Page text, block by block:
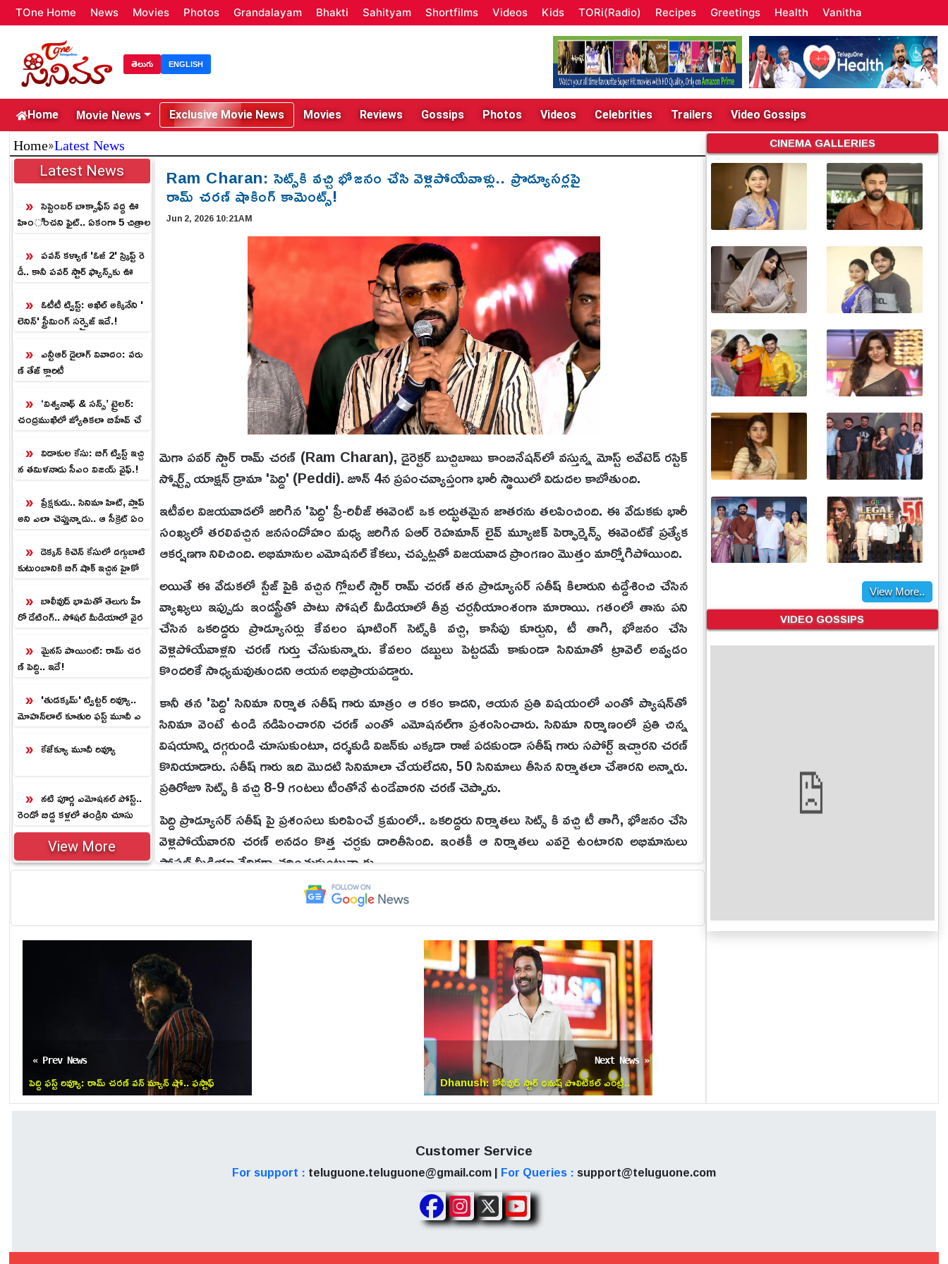
TOne Home News Movies Photos Grandalayam Bhakti Sahityam Shortfilms Videos Kids TORi(Radio) Recipes Greetings Health Vanitha
తెలుగు ENGLISH
Home Movie News Exclusive Movie News Movies Reviews Gossips Photos Videos Celebrities Trailers Video Gossips
Home»Latest News
Latest News
సెప్టెంబర్ బాక్సాఫీస్ వద్ద ఊ
హించని ఫైట్.. ఏకంగా 5 చిత్రాల
పవన్ కళ్యాణ్ 'ఓజీ 2' స్క్రిప్ట్ రె
డీ.. కానీ పవర్ స్టార్ ఫ్యాన్స్‌కు ఊ
ఓటీటీ ట్విస్ట్: అఖిల్ అక్కినేని '
లెనిన్' స్ట్రీమింగ్ సర్ప్రైజ్ ఇదే.!
ఎన్టీఆర్ డైలాగ్ వివాదం: వరు
ణ్ తేజ్ క్లారిటీ
‘విశ్వనాథ్ & సన్స్’ ట్రైలర్:
చంద్రముఖిలో జ్యోతికలా బిహేవ్ చే
విడాకుల కేసు: బిగ్ ట్విస్ట్ ఇచ్చి
న తమిళనాడు సీఎం విజయ్ వైఫ్.!
ప్రేక్షకుడు.. సినిమా హిట్, ప్లాప్
అని ఎలా చెప్తున్నాడు.. ఆ సీక్రెట్ ఏం
డెక్కన్ కిచెన్ కేసులో దగ్గుబాటి
కుటుంబానికి బిగ్ షాక్ ఇచ్చిన హైకో
బాలీవుడ్ భామతో తెలుగు హీ
రో డేటింగ్.. సోష‌ల్ మీడియాలో వైర‌
మైనస్ పాయింట్: రామ్ చర
ణ్ పెద్ది.. ఇదే!
'తుడక్కమ్' ట్విట్టర్ రివ్యూ..
మోహన్‌లాల్ కూతురి ఫస్ట్ మూవీ ఎ
కేజేక్యూ మూవీ రివ్యూ
నటి పూర్ణ ఎమోషనల్ పోస్ట్..
రెండో బిడ్డ కళ్లలో తండ్రిని చూసు
కుంటూ భావోద్వేగం.!
View More
Ram Charan: సెట్స్‌కి వచ్చి భోజనం చేసి వెళ్లిపోయేవాళ్లు.. ప్రొడ్యూసర్లపై
రామ్ చరణ్ షాకింగ్ కామెంట్స్!
Jun 2, 2026 10:21AM
మెగా పవర్ స్టార్ రామ్ చరణ్ (Ram Charan), డైరెక్టర్ బుచ్చిబాబు కాంబినేషన్‌లో వస్తున్న మోస్ట్ అవేటెడ్ రస్టిక్
స్పోర్ట్స్ యాక్షన్ డ్రామా 'పెద్ది' (Peddi). జూన్ 4న ప్రపంచవ్యాప్తంగా భారీ స్థాయిలో విడుదల కాబోతుంది.
ఇటీవల విజయవాడలో జరిగిన 'పెద్ది' ప్రీ-రిలీజ్ ఈవెంట్ ఒక అద్భుతమైన జాతరను తలపించింది. ఈ వేడుకకు భారీ
సంఖ్యలో తరలివచ్చిన జనసందోహం మధ్య జరిగిన ఏఆర్ రెహమాన్ లైవ్ మ్యూజిక్ పెర్ఫార్మెన్స్ ఈవెంట్‌కే ప్రత్యేక
ఆకర్షణగా నిలిచింది. అభిమానుల ఎమోషనల్ కేకలు, చప్పట్లతో విజయవాడ ప్రాంగణం మొత్తం మార్మోగిపోయింది.
అయితే ఈ వేడుకలో స్టేజ్ పైకి వచ్చిన గ్లోబల్ స్టార్ రామ్ చరణ్ తన ప్రొడ్యూసర్ సతీష్ కిలారుని ఉద్దేశించి చేసిన
వ్యాఖ్యలు ఇప్పుడు ఇండస్ట్రీతో పాటు సోషల్ మీడియాలో తీవ్ర చర్చనీయాంశంగా మారాయి. గతంలో తాను పని
చేసిన ఒకరిద్దరు ప్రొడ్యూసర్లు కేవలం షూటింగ్ సెట్స్‌కి వచ్చి, కాసేపు కూర్చుని, టీ తాగి, భోజనం చేసి
వెళ్లిపోయేవాళ్లని చరణ్ గుర్తు చేసుకున్నారు. కేవలం డబ్బులు పెట్టడమే కాకుండా సినిమాతో ట్రావెల్ అవ్వడం
కొందరికే సాధ్యమవుతుందని ఆయన అభిప్రాయపడ్డారు.
కానీ తన 'పెద్ది' సినిమా నిర్మాత సతీష్ గారు మాత్రం ఆ రకం కాదని, ఆయన ప్రతి విషయంలో ఎంతో ప్యాషన్‌తో
సినిమా వెంటే ఉండి నడిపించారని చరణ్ ఎంతో ఎమోషనల్‌గా ప్రశంసించారు. సినిమా నిర్మాణంలో ప్రతి చిన్న
విషయాన్ని దగ్గరుండి చూసుకుంటూ, దర్శకుడి విజన్‌కు ఎక్కడా రాజీ పడకుండా సతీష్ గారు సపోర్ట్ ఇచ్చారని చరణ్
కొనియాడారు. సతీష్ గారు ఇది మొదటి సినిమాలా చేయలేదని, 50 సినిమాలు తీసిన నిర్మాతలా చేశారని అన్నారు.
ప్రతిరోజూ సెట్స్ కి వచ్చి 8-9 గంటలు టీంతోనే ఉండేవారని చరణ్ చెప్పారు.
పెద్ది ప్రొడ్యూసర్ సతీష్ పై ప్రశంసలు కురిపించే క్రమంలో.. ఒకరిద్దరు నిర్మాతలు సెట్స్ కి వచ్చి టీ తాగి, భోజనం చేసి
వెళ్లిపోయేవారని చరణ్ అనడం కొత్త చర్చకు దారితీసింది. ఇంతకీ ఆ నిర్మాతలు ఎవరై ఉంటారని అభిమానులు
సోషల్ మీడియా వేదికగా చర్చించుకుంటున్నారు.
« Prev News
పెద్ది ఫస్ట్ రివ్యూ: రామ్ చరణ్ వన్ మ్యాన్ షో.. ఫస్టాఫ్
అద్భుతం, సెకండాఫ్ ఎలా ఉందంటే?
Next News »
Dhanush: కోలీవుడ్ స్టార్ ధనుష్ పొలిటికల్ ఎంట్రీ..
విజయ్‌లా సీఎం అవుతాడా?
CINEMA GALLERIES
View More..
VIDEO GOSSIPS
Customer Service
For support : teluguone.teluguone@gmail.com | For Queries : support@teluguone.com